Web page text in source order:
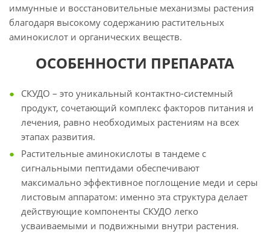
иммунные и восстановительные механизмы растения
благодаря высокому содержанию растительных
аминокислот и органических веществ.
ОСОБЕННОСТИ ПРЕПАРАТА
СКУДО – это уникальный контактно-системный
продукт, сочетающий комплекс факторов питания и
лечения, равно необходимых растениям на всех
этапах развития.
Растительные аминокислоты в тандеме с
сигнальными пептидами обеспечивают
максимально эффективное поглощение меди и серы
листовым аппаратом: именно эта структура делает
действующие компоненты СКУДО легко
усваиваемыми и подвижными внутри растения.